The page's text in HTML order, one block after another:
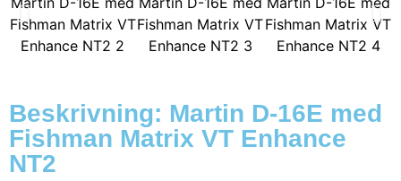
Beskrivning: Martin D-16E med
Fishman Matrix VT Enhance
NT2